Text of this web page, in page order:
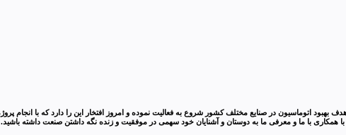
همکاری با ما و معرفی ما به دوستان و آشنایان خود سهمی در موفقیت و زنده نگه داشتن صنعت داشته باشید.